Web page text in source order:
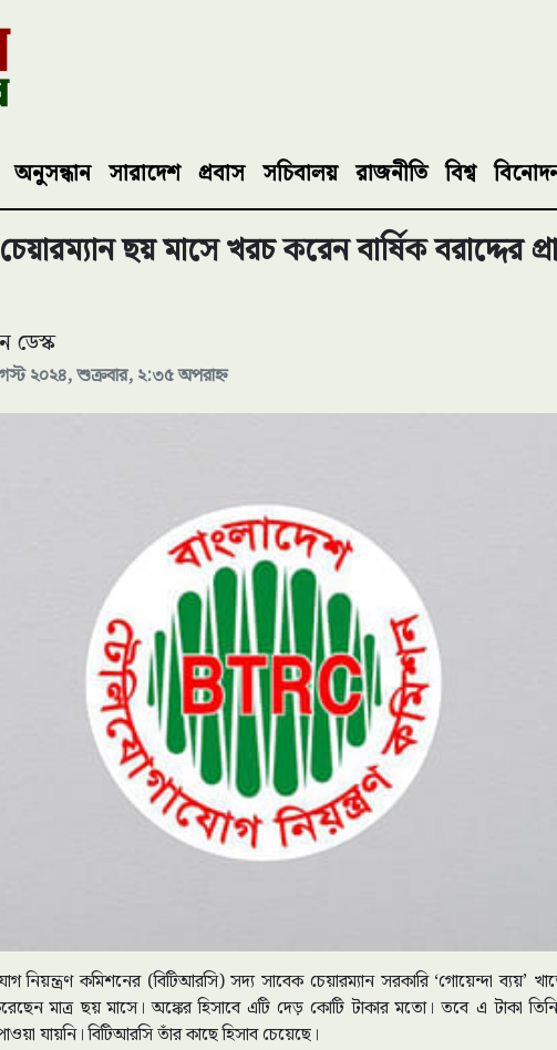
অনুসন্ধান সারাদেশ প্রবাস সচিবালয় রাজনীতি বিশ্ব
ছয় মাসে খরচ করেন বার্ষিক বরাদ্দের
২০২৪, শুক্রবার, ২:৩৫ অপরাহ্ন
নিয়ন্ত্রণ কমিশনের (বিটিআরসি) সদ্য সাবেক চেয়ারম্যান সরকারি ‘গোয়েন্দা ব্যয়’
মাত্র ছয় মাসে। অঙ্কের হিসাবে এটি দেড় কোটি টাকার মতো। তবে এ টাকা
যায়নি। বিটিআরসি তাঁর কাছে হিসাব চেয়েছে।